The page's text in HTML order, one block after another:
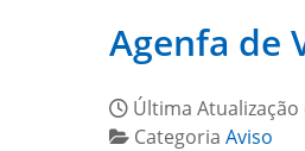
Agenfa de
Última Atualização
Categoria Aviso